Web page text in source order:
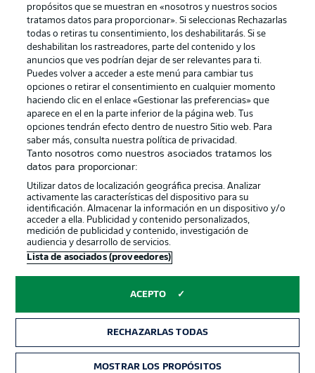
Publicidad Aviso legal
Gestionar las preferencias Declaracion de privacidad
Canales Trabajos
Jugadores Condiciones de uso
Sello Editorial Contacto
© 2026 Bundesliga-Gruppe GmbH
Elegir idioma
Modo
propósitos que se muestran en «nosotros y nuestros socios
tratamos datos para proporcionar». Si seleccionas Rechazarlas
todas o retiras tu consentimiento, los deshabilitarás. Si se
deshabilitan los rastreadores, parte del contenido y los
anuncios que ves podrían dejar de ser relevantes para ti.
Puedes volver a acceder a este menú para cambiar tus
opciones o retirar el consentimiento en cualquier momento
haciendo clic en el enlace «Gestionar las preferencias» que
aparece en el en la parte inferior de la página web. Tus
opciones tendrán efecto dentro de nuestro Sitio web. Para
saber más, consulta nuestra política de privacidad.
Tanto nosotros como nuestros asociados tratamos los
datos para proporcionar:
Utilizar datos de localización geográfica precisa. Analizar
activamente las características del dispositivo para su
identificación. Almacenar la información en un dispositivo y/o
acceder a ella. Publicidad y contenido personalizados,
medición de publicidad y contenido, investigación de
audiencia y desarrollo de servicios.
Lista de asociados (proveedores)
ACEPTO
RECHAZARLAS TODAS
MOSTRAR LOS PROPÓSITOS